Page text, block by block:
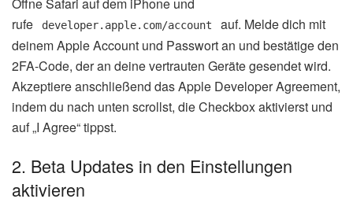
rufe
developer.apple.com/account
auf. Melde dich mit
deinem Apple Account und Passwort an und bestätige den
2FA-Code, der an deine vertrauten Geräte gesendet wird.
Akzeptiere anschließend das Apple Developer Agreement,
indem du nach unten scrollst, die Checkbox aktivierst und
auf „I Agree“ tippst.
2. Beta Updates in den Einstellungen
aktivieren